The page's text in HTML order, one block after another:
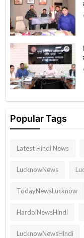
Popular Tags
Latest Hindi News
LucknowNews
TodayNewsLucknow
HardoiNewsHindi
LucknowNewsHindi